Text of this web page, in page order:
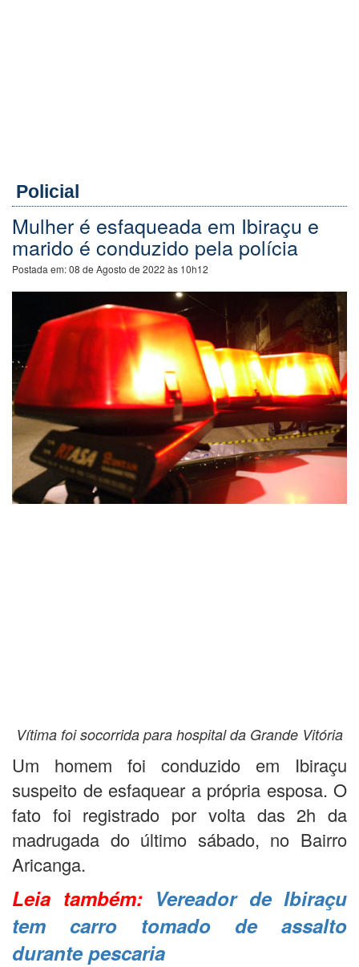
Policial
Mulher é esfaqueada em Ibiraçu e
marido é conduzido pela polícia
Postada em:08 de Agosto de 2022 às 10h12
Vítima foi socorrida para hospital da Grande Vitória
Um homem foi conduzido em Ibiraçu
suspeito de esfaquear a própria esposa. O
fato foi registrado por volta das 2h da
madrugada do último sábado, no Bairro
Aricanga.
Leia também: Vereador de Ibiraçu
tem carro tomado de assalto
durante pescaria